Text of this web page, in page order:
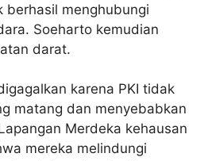
berhasil menghubungi
Soeharto kemudian
darat.
karena PKI tidak
matang dan menyebabkan
Merdeka kehausan
mereka melindungi